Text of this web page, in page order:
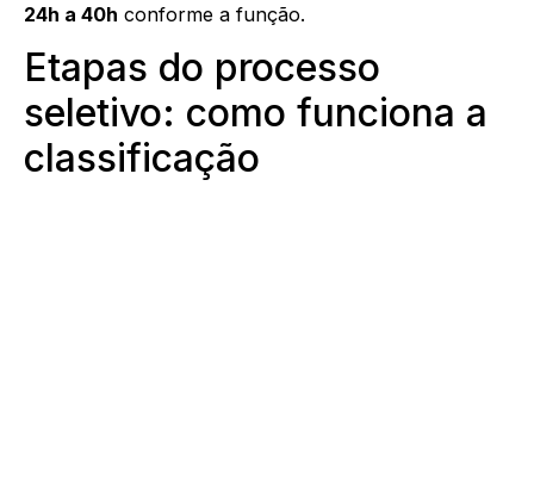
24h a 40h conforme a função.
Etapas do processo
seletivo: como funciona a
classificação